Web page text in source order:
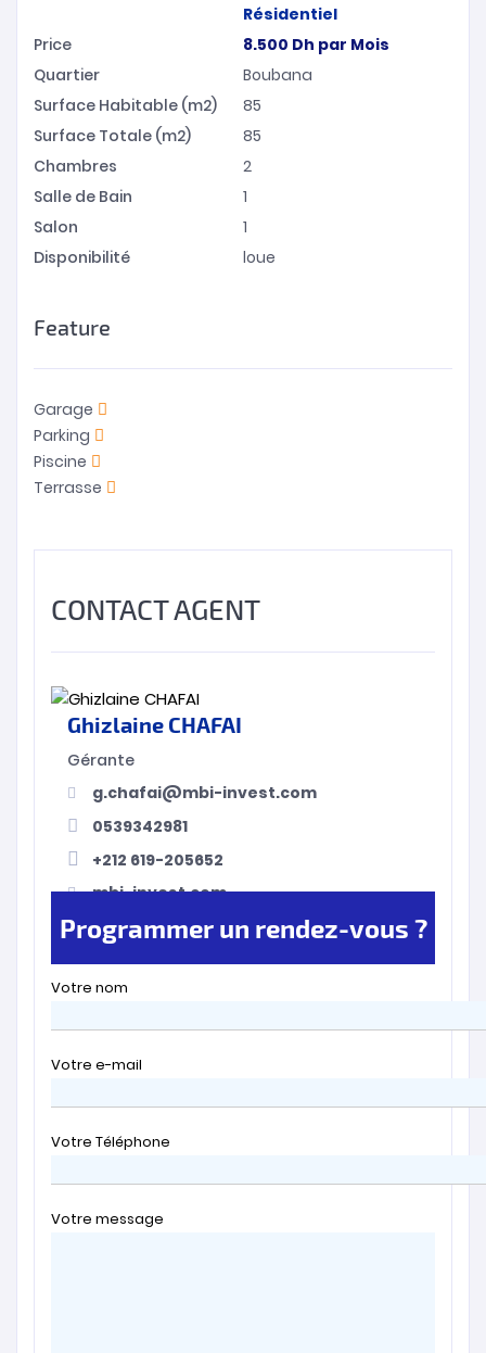
Résidentiel
Price
8.500 Dh par Mois
Quartier
Boubana
Surface Habitable (m2)
85
Surface Totale (m2)
85
Chambres
2
Salle de Bain
1
Salon
1
Disponibilité
loue
Feature
Garage
Parking
Piscine
Terrasse
CONTACT AGENT
Ghizlaine CHAFAI
Gérante
g.chafai@mbi-invest.com
0539342981
+212 619-205652
mbi-invest.com
Programmer un rendez-vous ?
Votre nom
Votre e-mail
Votre Téléphone
Votre message